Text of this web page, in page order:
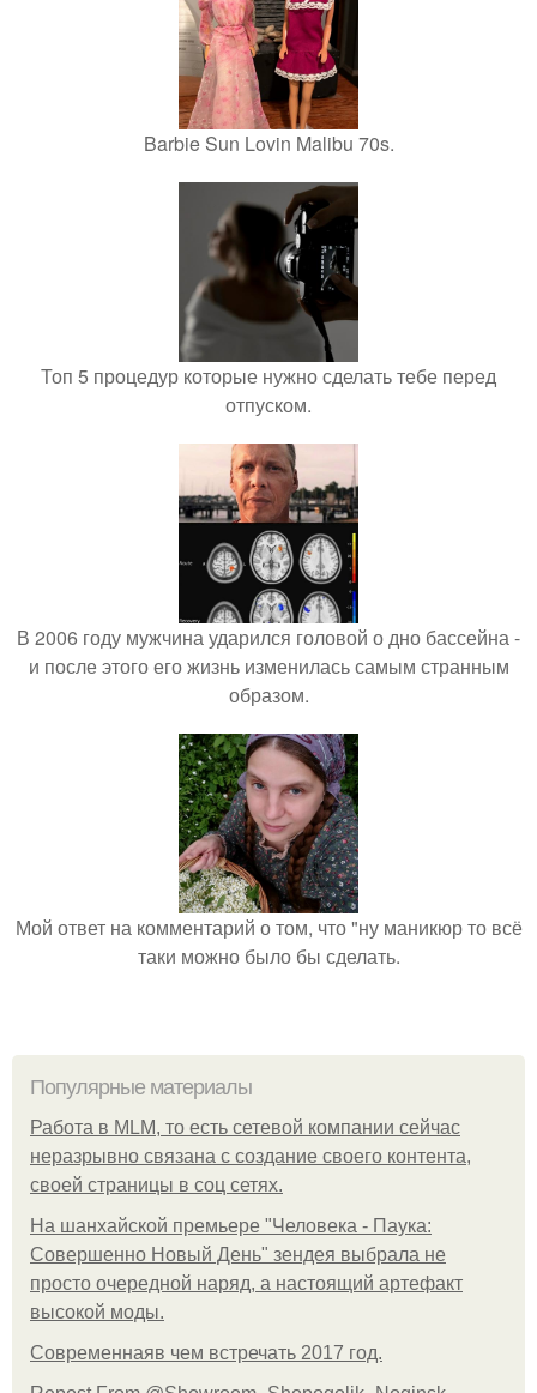
Barbie Sun Lovin Malibu 70s.
Топ 5 процедур которые нужно сделать тебе перед
отпуском.
В 2006 году мужчина ударился головой о дно бассейна -
и после этого его жизнь изменилась самым странным
образом.
Мой ответ на комментарий о том, что "ну маникюр то всё
таки можно было бы сделать.
Популярные материалы
Работа в MLM, то есть сетевой компании сейчас
неразрывно связана с создание своего контента,
своей страницы в соц сетях.
На шанхайской премьере "Человека - Паука:
Совершенно Новый День" зендея выбрала не
просто очередной наряд, а настоящий артефакт
высокой моды.
Современнаяв чем встречать 2017 год.